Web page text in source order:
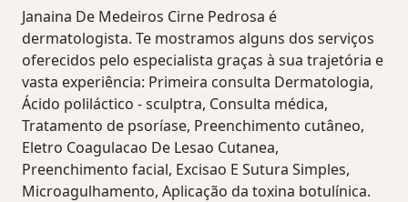
Janaina De Medeiros Cirne Pedrosa é
dermatologista. Te mostramos alguns dos serviços
oferecidos pelo especialista graças à sua trajetória e
vasta experiência: Primeira consulta Dermatologia,
Ácido poliláctico - sculptra, Consulta médica,
Tratamento de psoríase, Preenchimento cutâneo,
Eletro Coagulacao De Lesao Cutanea,
Preenchimento facial, Excisao E Sutura Simples,
Microagulhamento, Aplicação da toxina botulínica.